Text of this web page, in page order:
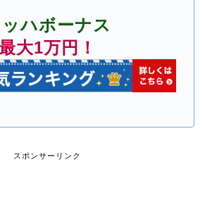
ハボーナス
大1万円！
スポンサーリンク